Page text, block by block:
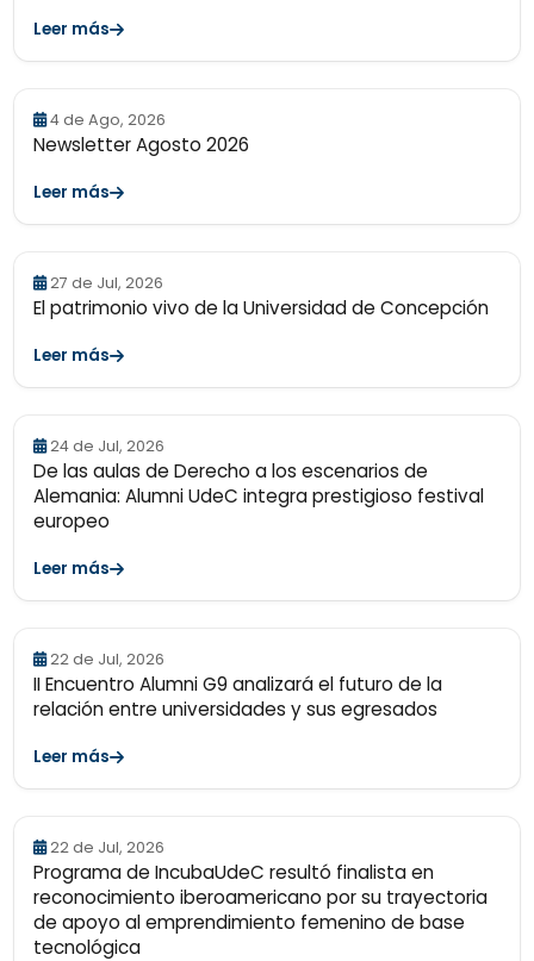
Leer más
4 de Ago, 2026
Newsletter Agosto 2026
Leer más
27 de Jul, 2026
El patrimonio vivo de la Universidad de Concepción
Leer más
24 de Jul, 2026
De las aulas de Derecho a los escenarios de
Alemania: Alumni UdeC integra prestigioso festival
europeo
Leer más
22 de Jul, 2026
II Encuentro Alumni G9 analizará el futuro de la
relación entre universidades y sus egresados
Leer más
22 de Jul, 2026
Programa de IncubaUdeC resultó finalista en
reconocimiento iberoamericano por su trayectoria
de apoyo al emprendimiento femenino de base
tecnológica